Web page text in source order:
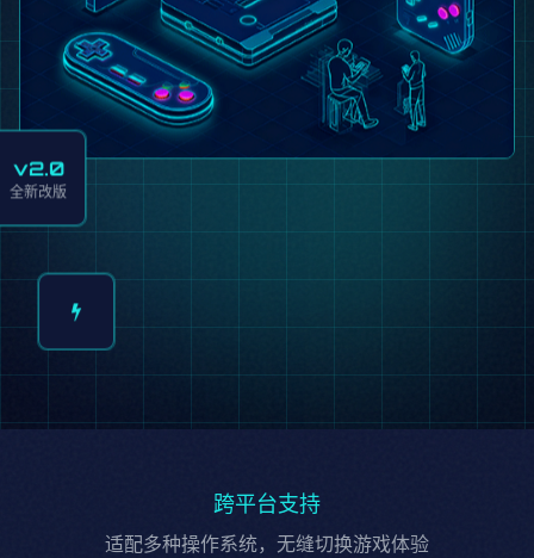
v2.0
全新改版
跨平台支持
适配多种操作系统，无缝切换游戏体验